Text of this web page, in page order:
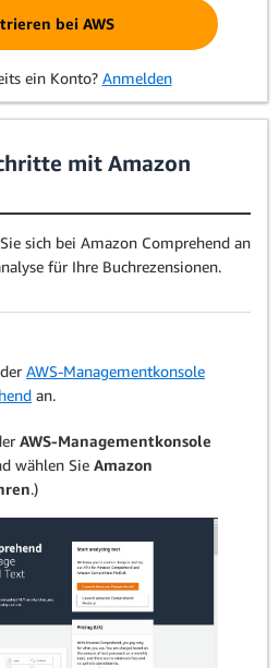
bei AWS
ein Konto? Anmelden
mit Amazon
sich bei Amazon Comprehend an
für Ihre Buchrezensionen.
AWS-Managementkonsole
an.
AWS-Managementkonsole
wählen Sie Amazon
.)